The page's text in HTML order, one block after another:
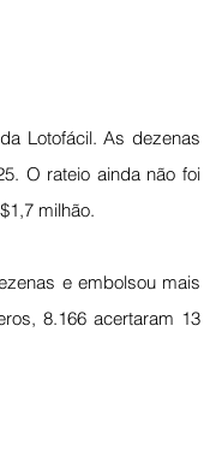
Lotofácil. As dezenas
O rateio ainda não foi
milhão.
e embolsou mais
8.166 acertaram 13